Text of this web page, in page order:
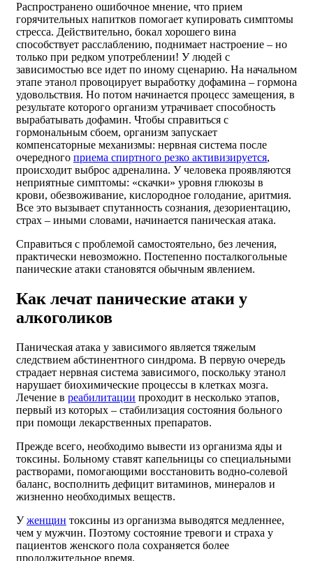
Распространено ошибочное мнение, что прием
горячительных напитков помогает купировать симптомы
стресса. Действительно, бокал хорошего вина
способствует расслаблению, поднимает настроение – но
только при редком употреблении! У людей с
зависимостью все идет по иному сценарию. На начальном
этапе этанол провоцирует выработку дофамина – гормона
удовольствия. Но потом начинается процесс замещения, в
результате которого организм утрачивает способность
вырабатывать дофамин. Чтобы справиться с
гормональным сбоем, организм запускает
компенсаторные механизмы: нервная система после
очередного приема спиртного резко активизируется,
происходит выброс адреналина. У человека проявляются
неприятные симптомы: «скачки» уровня глюкозы в
крови, обезвоживание, кислородное голодание, аритмия.
Все это вызывает спутанность сознания, дезориентацию,
страх – иными словами, начинается паническая атака.
Справиться с проблемой самостоятельно, без лечения,
практически невозможно. Постепенно посталкогольные
панические атаки становятся обычным явлением.
Как лечат панические атаки у
алкоголиков
Паническая атака у зависимого является тяжелым
следствием абстинентного синдрома. В первую очередь
страдает нервная система зависимого, поскольку этанол
нарушает биохимические процессы в клетках мозга.
Лечение в реабилитации проходит в несколько этапов,
первый из которых – стабилизация состояния больного
при помощи лекарственных препаратов.
Прежде всего, необходимо вывести из организма яды и
токсины. Больному ставят капельницы со специальными
растворами, помогающими восстановить водно-солевой
баланс, восполнить дефицит витаминов, минералов и
жизненно необходимых веществ.
Уженщин токсины из организма выводятся медленнее,
чем у мужчин. Поэтому состояние тревоги и страха у
пациентов женского пола сохраняется более
продолжительное время.